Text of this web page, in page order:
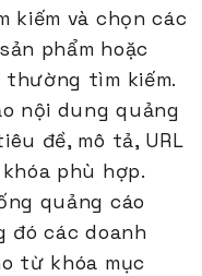
kiếm và chọn các
phẩm hoặc
thường tìm kiếm.
nội dung quảng
đề, mô tả, URL
phù hợp.
quảng cáo
đó các doanh
từ khóa mục